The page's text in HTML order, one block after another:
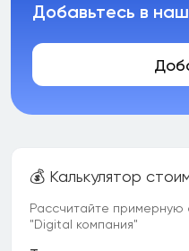
Добавьтесь в
💰 Калькулятор
Рассчитайте примерную
"Digital компания"